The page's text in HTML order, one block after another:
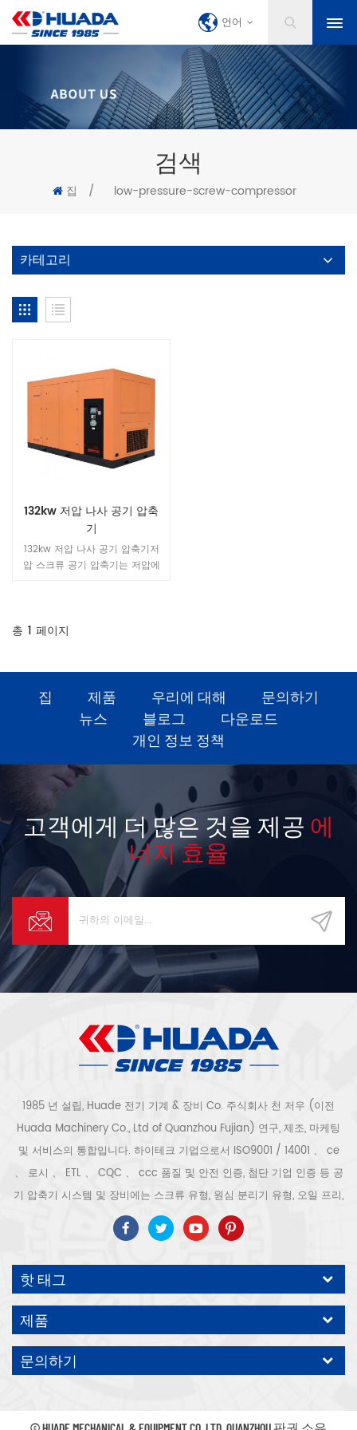
언어
검색
집 / low-pressure-screw-compressor
카테고리
132kw 저압 나사 공기 압축
기
132kw 저압 나사 공기 압축기저
압 스크류 공기 압축기는 저압에
긴 수명 1. 높음 신뢰성 원래 에어
부 압축률 자동 조정 배기 압력 범
위 0.2 ~ 0.5 Mpa , 전력의 최적
비율 (에너지 효율) 유지. 받는 사
람 오랜 시간 동안 가장 낮은 운영
비용을 보장합니다. 2. 높음 효율
든 디자인은 국제 표준, 혁신적인
로터 디자인과 일치하므로 모터
전력 손실이 40 % 감소하고 광범
위한 전압 적응으로 압축기가 더
많은 에너지를 절약하고 기압이
더 많습니다. 상수. 3. 오일 필터로
터리 필터를 사용하여 윤활유의
불순물을 완전히 걸러 내고 내부
온도 조절 밸브를 가지고 지역 온
도에 적응하여 윤활유 및 오일 압
력의 품질을 보장하고 교체하기
쉽고 오일 걱정없이 4. 지능 터치
스크린 운영 체제컴퓨터 플랫폼
컨트롤러를 사용하여 공기 압축기
의 열두 문 품질의 작동 매개 변수
전 설정 값이되면 컨트롤러가 자
동으로 경고 또는 중지를 보내고
실패 원인을 표시하고 기록 오류
기록을 작성합니다. , 원격 네트워
지 하이라이트 저장높은 체적 효
율 스크류 에어 엔드를 사용하여
압축 및 팽창 에너지 손실의 과정
을 피하고 저압 스크류 압축기는
에너지를 더 많이 절약합니다 30
%, 에너지 절약 효과가 현저합니
다. 에너지를 절약 할 수 있습니
다. 년. 모델 LGL-175-3 방전 압력
(Mpa) 0.3 공기 배달 (m³ /
터페이스 DN160 소음 레벨 (dB
(A)) 78 ± 3 치수 (mm) 4000
1 、 회사 이점 천 저우 Huade 전
기 기계 & 장비 유한 (주) 복건
prc (이전 Quanzhou Fujian
Province Huada Machinery
Co., Ltd)는 서해안 도시
총 1 페이지
집 제품 우리에 대해
문의하기
뉴스
블로그
다운로드
개인 정보 정책
고객에게 더 많은 것을 제공 에
너지 효율
1985 년 설립, Huade 전기 기계 & 장비 Co. 주식회사 천 저우 (이전
Huada Machinery Co., Ltd of Quanzhou Fujian) 연구, 제조, 마케팅
및 서비스의 통합입니다. 하이테크 기업으로서 ISO9001 / 14001 、 ce
、 로시 、 ETL 、 CQC 、 ccc 품질 및 안전 인증, 첨단 기업 인증 등 공
기 압축기 시스템 및 장비에는 스크류 유형, 원심 분리기 유형, 오일 프리,
스크롤 유형, 피스톤 유형, 건조기, 필터, 배수기, 완전한 공기 압축기 생산
라인 등이 포함됩니다. 보다 300 가지 유형의 공기 압축기 산업 전문가
우리 회사는 보다 30 년 경력 from 압력 용기, 전기 모터, 정밀 부품 가공
및 장비에 대한 최고의 부품 주조 조립. 또한 우리 회사는 영구 자석 서보
모터의 자체 핵심 프로세스를 개발하고 관련 기술 특허를 획득하여 국가
에너지 절약 및 환경 보호 기술 발전에 기여했습니다. 우리 자신의 브랜
드 공기 압축기를 기대하십시오, ODM / OEM 수락입니다.
핫 태그
제품
문의하기